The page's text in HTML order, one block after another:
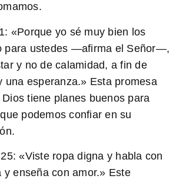
«Porque yo sé muy bien los
para ustedes —afirma el Señor—,
y no de calamidad, a fin de
una esperanza.» Esta promesa
tiene planes buenos para
podemos confiar en su
«Viste ropa digna y habla con
enseña con amor.» Este